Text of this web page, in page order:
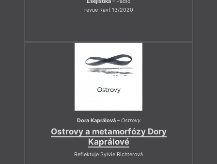
Esejistika – Pádlo
revue Ravt 13/2020
Dora Kaprálová–Ostrovy
Ostrovy a metamorfózy Dory
Kaprálové
Reflektuje Sylvie Richterová